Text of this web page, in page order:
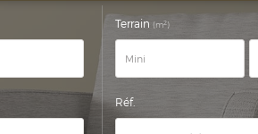
Terrain (m2)
Réf.